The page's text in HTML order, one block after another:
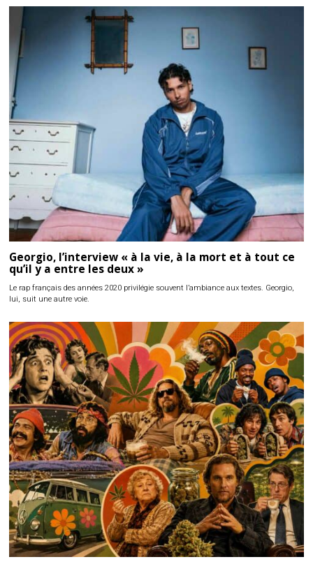
Georgio, l’interview « à la vie, à la mort et à tout ce
qu’il y a entre les deux »
Le rap français des années 2020 privilégie souvent l’ambiance aux textes. Georgio,
lui, suit une autre voie.